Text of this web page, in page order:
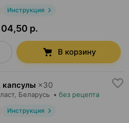
Инструкция
р.
В корзину
×30
, Беларусь • без рецепта
Инструкция